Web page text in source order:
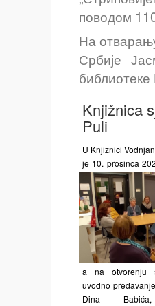
поводом
На
Србије
Knjižnica
Puli
U Knjižnici
je 10. prosinca
a na otvorenju
uvodno
Dina